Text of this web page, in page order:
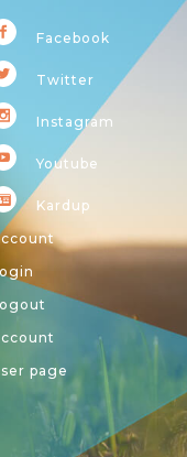
Facebook
Twitter
Instagram
Youtube
Kardup
page